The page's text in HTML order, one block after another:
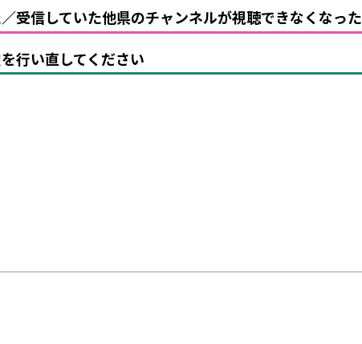
受信していた他県のチャンネルが視聴できなくなった
行い直してください